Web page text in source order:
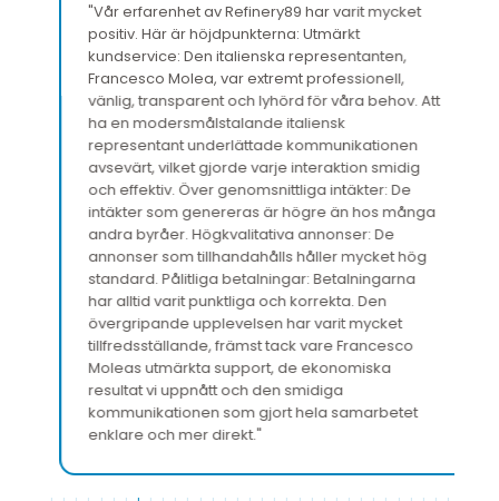
"Vår erfarenhet av Refinery89 har varit mycket
positiv. Här är höjdpunkterna: Utmärkt
kundservice: Den italienska representanten,
Francesco Molea, var extremt professionell,
vänlig, transparent och lyhörd för våra behov. Att
ha en modersmålstalande italiensk
representant underlättade kommunikationen
avsevärt, vilket gjorde varje interaktion smidig
och effektiv. Över genomsnittliga intäkter: De
intäkter som genereras är högre än hos många
andra byråer. Högkvalitativa annonser: De
annonser som tillhandahålls håller mycket hög
standard. Pålitliga betalningar: Betalningarna
har alltid varit punktliga och korrekta. Den
övergripande upplevelsen har varit mycket
tillfredsställande, främst tack vare Francesco
Moleas utmärkta support, de ekonomiska
resultat vi uppnått och den smidiga
kommunikationen som gjort hela samarbetet
enklare och mer direkt."